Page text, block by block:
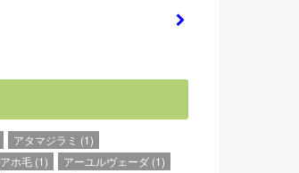
アタマジラミ (1)
アホ毛 (1) アーユルヴェーダ (1)